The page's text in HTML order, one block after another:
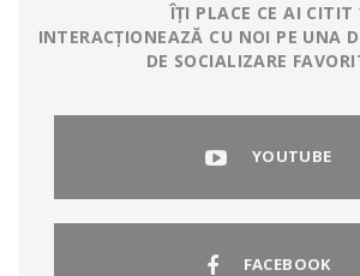
ÎȚI PLACE CE AI CITIT
INTERACȚIONEAZĂ CU NOI PE UNA
DE SOCIALIZARE
YOUTUBE
FACEBOOK